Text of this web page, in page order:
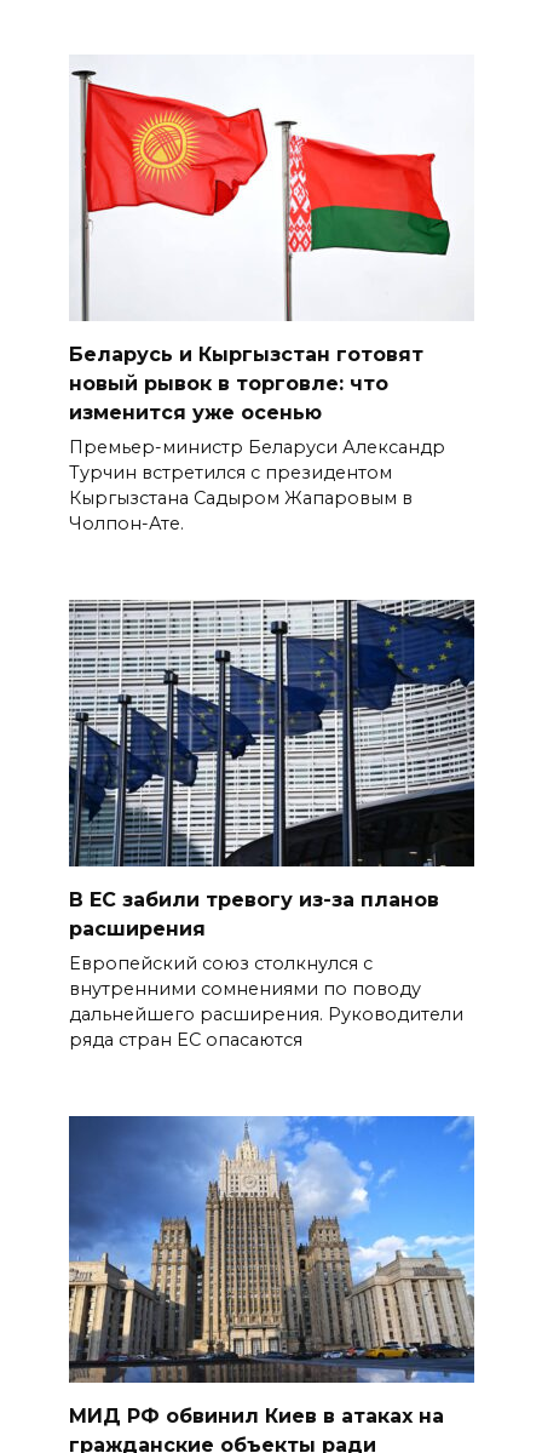
Беларусь и Кыргызстан готовят
новый рывок в торговле: что
изменится уже осенью
Премьер-министр Беларуси Александр
Турчин встретился с президентом
Кыргызстана Садыром Жапаровым в
Чолпон-Ате.
В ЕС забили тревогу из-за планов
расширения
Европейский союз столкнулся с
внутренними сомнениями по поводу
дальнейшего расширения. Руководители
ряда стран ЕС опасаются
МИД РФ обвинил Киев в атаках на
гражданские объекты ради